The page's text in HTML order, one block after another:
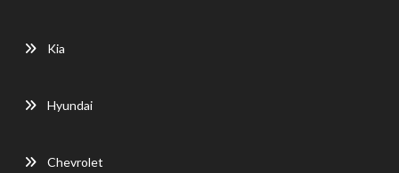
Kia
Hyundai
Chevrolet